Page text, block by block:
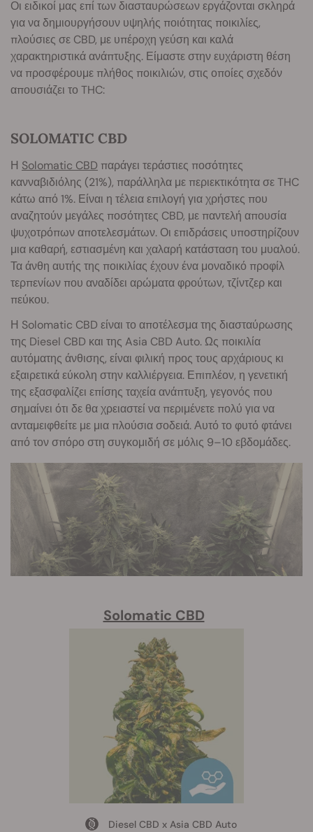
Οι ειδικοί μας επί των διασταυρώσεων εργάζονται σκληρά
για να δημιουργήσουν υψηλής ποιότητας ποικιλίες,
πλούσιες σε CBD, με υπέροχη γεύση και καλά
χαρακτηριστικά ανάπτυξης. Είμαστε στην ευχάριστη θέση
να προσφέρουμε πλήθος ποικιλιών, στις οποίες σχεδόν
απουσιάζει το THC:
SOLOMATIC CBD
Η Solomatic CBD παράγει τεράστιες ποσότητες
κανναβιδιόλης (21%), παράλληλα με περιεκτικότητα σε THC
κάτω από 1%. Είναι η τέλεια επιλογή για χρήστες που
αναζητούν μεγάλες ποσότητες CBD, με παντελή απουσία
ψυχοτρόπων αποτελεσμάτων. Οι επιδράσεις υποστηρίζουν
μια καθαρή, εστιασμένη και χαλαρή κατάσταση του μυαλού.
Τα άνθη αυτής της ποικιλίας έχουν ένα μοναδικό προφίλ
τερπενίων που αναδίδει αρώματα φρούτων, τζίντζερ και
πεύκου.
Η Solomatic CBD είναι το αποτέλεσμα της διασταύρωσης
της Diesel CBD και της Asia CBD Auto. Ως ποικιλία
αυτόματης άνθισης, είναι φιλική προς τους αρχάριους κι
εξαιρετικά εύκολη στην καλλιέργεια. Επιπλέον, η γενετική
της εξασφαλίζει επίσης ταχεία ανάπτυξη, γεγονός που
σημαίνει ότι δε θα χρειαστεί να περιμένετε πολύ για να
ανταμειφθείτε με μια πλούσια σοδειά. Αυτό το φυτό φτάνει
από τον σπόρο στη συγκομιδή σε μόλις 9–10 εβδομάδες.
Solomatic CBD
Diesel CBD x Asia CBD Auto